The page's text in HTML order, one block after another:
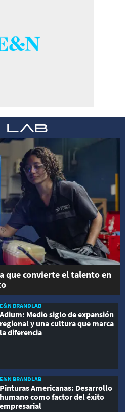
que convierte el talento en
E&N BRANDLAB
Adium: Medio siglo de expansión
regional y una cultura que marca
la diferencia
E&N BRANDLAB
Pinturas Americanas: Desarrollo
humano como factor del éxito
empresarial